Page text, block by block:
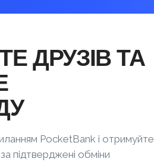
ДРУЗІВ ТА
PocketBank і отримуйте
підтверджені обміни